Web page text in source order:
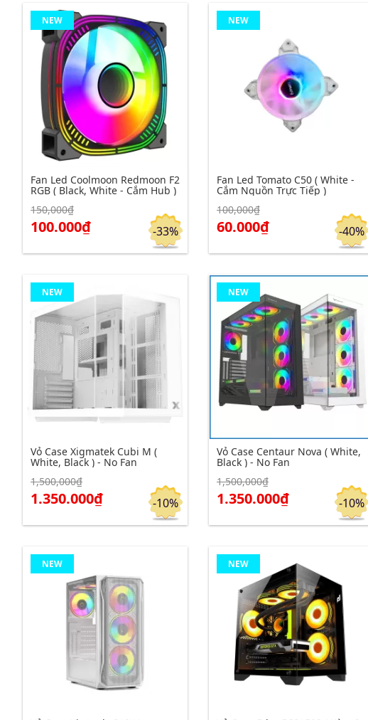
NEW
Click để xem chi tiết Đặt hàng
Fan Led Coolmoon Redmoon F2
RGB ( Black, White - Cắm Hub )
150,000₫
100.000₫ -33%
NEW
Click để xem chi tiết Đặt hàng
Fan Led Tomato C50 ( White -
Cắm Nguồn Trực Tiếp )
100,000₫
60.000₫ -40%
NEW
Click để xem chi tiết Đặt hàng
Vỏ Case Xigmatek Cubi M (
White, Black ) - No Fan
1,500,000₫
1.350.000₫ -10%
NEW
Click để xem chi tiết Đặt hàng
Vỏ Case Centaur Nova ( White,
Black ) - No Fan
1,500,000₫
1.350.000₫ -10%
NEW NEW